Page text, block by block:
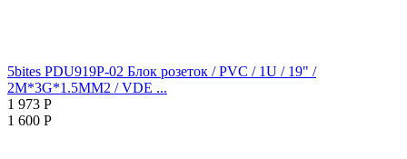
5bites PDU919P-02 Блок розеток / PVC / 1U / 19" /
2M*3G*1.5MM2 / VDE ...
1 973 Р
1 600 Р